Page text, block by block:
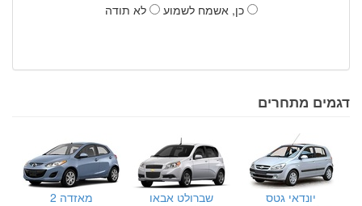
כן, אשמח לשמוע
לא תודה
דגמים מתחרים
יונדאי גטס שברולט אבאו מאזדה 2